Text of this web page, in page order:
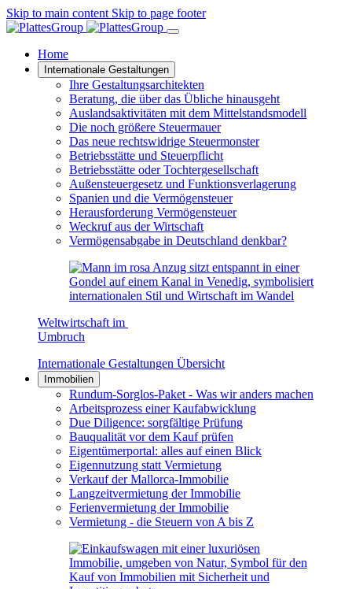
Skip to main content Skip to page footer
Home
Internationale Gestaltungen
Ihre Gestaltungsarchitekten
Beratung, die über das Übliche hinausgeht
Auslandsaktivitäten mit dem Mittelstandsmodell
Die noch größere Steuermauer
Das neue rechtswidrige Steuermonster
Betriebsstätte und Steuerpflicht
Betriebsstätte oder Tochtergesellschaft
Außensteuergesetz und Funktionsverlagerung
Spanien und die Vermögensteuer
Herausforderung Vermögensteuer
Weckruf aus der Wirtschaft
Vermögensabgabe in Deutschland denkbar?
Weltwirtschaft im
Umbruch
Internationale Gestaltungen Übersicht
Immobilien
Rundum-Sorglos-Paket - Was wir anders machen
Arbeitsprozess einer Kaufabwicklung
Due Diligence: sorgfältige Prüfung
Bauqualität vor dem Kauf prüfen
Eigentümerportal: alles auf einen Blick
Eigennutzung statt Vermietung
Verkauf der Mallorca-Immobilie
Langzeitvermietung der Immobilie
Ferienvermietung der Immobilie
Vermietung - die Steuern von A bis Z